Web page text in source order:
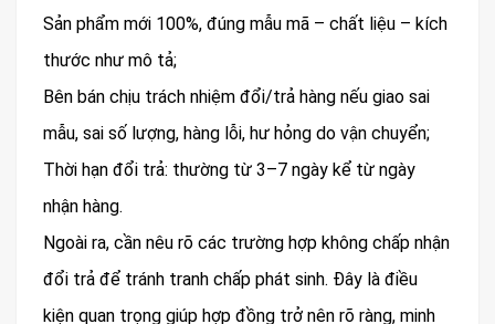
Sản phẩm mới 100%, đúng mẫu mã – chất liệu – kích
thước như mô tả;
Bên bán chịu trách nhiệm đổi/trả hàng nếu giao sai
mẫu, sai số lượng, hàng lỗi, hư hỏng do vận chuyển;
Thời hạn đổi trả: thường từ 3–7 ngày kể từ ngày
nhận hàng.
Ngoài ra, cần nêu rõ các trường hợp không chấp nhận
đổi trả để tránh tranh chấp phát sinh. Đây là điều
kiện quan trọng giúp hợp đồng trở nên rõ ràng, minh